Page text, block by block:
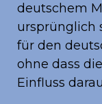
deutschem
ursprünglich
für den
ohne dass
Einfluss